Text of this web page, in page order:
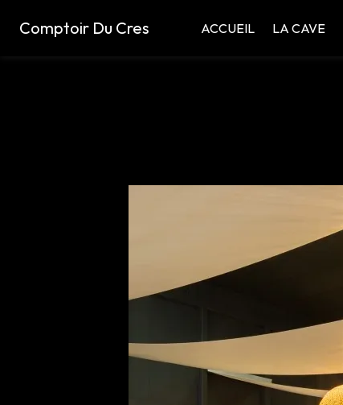
Comptoir Du Cres ACCUEIL LA CAVE